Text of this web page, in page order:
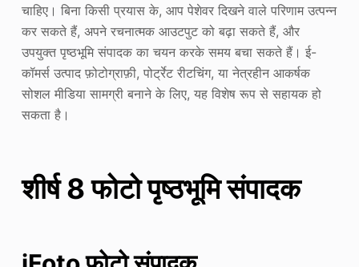
चाहिए। बिना किसी प्रयास के, आप पेशेवर दिखने वाले परिणाम उत्पन्न
कर सकते हैं, अपने रचनात्मक आउटपुट को बढ़ा सकते हैं, और
उपयुक्त पृष्ठभूमि संपादक का चयन करके समय बचा सकते हैं। ई-
कॉमर्स उत्पाद फ़ोटोग्राफ़ी, पोर्ट्रेट रीटचिंग, या नेत्रहीन आकर्षक
सोशल मीडिया सामग्री बनाने के लिए, यह विशेष रूप से सहायक हो
सकता है।
शीर्ष 8 फोटो पृष्ठभूमि संपादक